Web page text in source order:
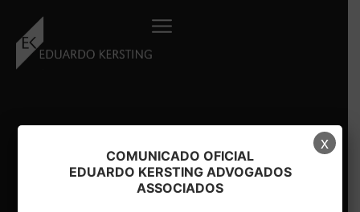
conteúdo
COMUNICADO OFICIAL
EDUARDO KERSTING ADVOGADOS
ASSOCIADOS
x